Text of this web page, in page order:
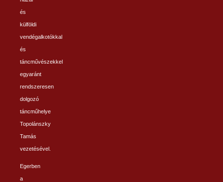
és
külföldi
vendégalkotókkal
és
táncművészekkel
egyaránt
rendszeresen
dolgozó
táncműhelye
Topolánszky
Tamás
vezetésével.
Egerben
a